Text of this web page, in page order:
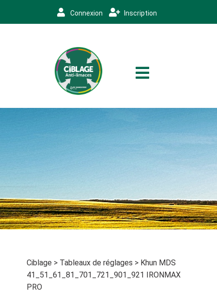
Connexion Inscription
Ciblage > Tableaux de réglages > Khun MDS
41_51_61_81_701_721_901_921 IRONMAX
PRO